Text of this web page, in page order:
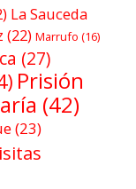
La Sauceda
(22) Marrufo (16)
(27)
Prisión
(42)
(23)